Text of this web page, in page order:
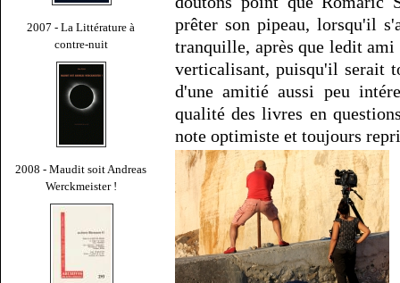
2007 - La Littérature à
contre-nuit
2008 - Maudit soit Andreas
Werckmeister !
prêter son pipeau, lorsqu'il
tranquille, après que ledit
verticalisant, puisqu'il serait
d'une amitié aussi peu
qualité des livres en
note optimiste et toujours